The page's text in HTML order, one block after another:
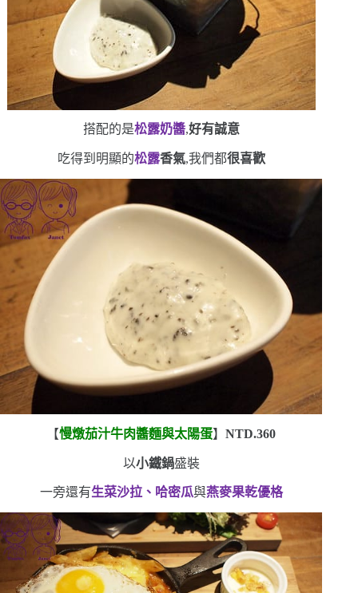
搭配的是松露奶醬,好有誠意
吃得到明顯的松露香氣,我們都很喜歡
【慢燉茄汁牛肉醬麵與太陽蛋】NTD.360
以小鐵鍋盛裝
一旁還有生菜沙拉、哈密瓜與燕麥果乾優格